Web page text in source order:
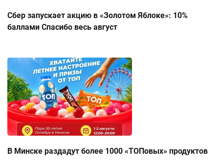
Сбер запускает акцию в «Золотом Яблоке»: 10%
баллами Спасибо весь август
В Минске раздадут более 1000 «ТОПовых» продуктов